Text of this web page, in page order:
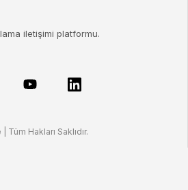
iletişimi platformu.
Hakları Saklıdır.